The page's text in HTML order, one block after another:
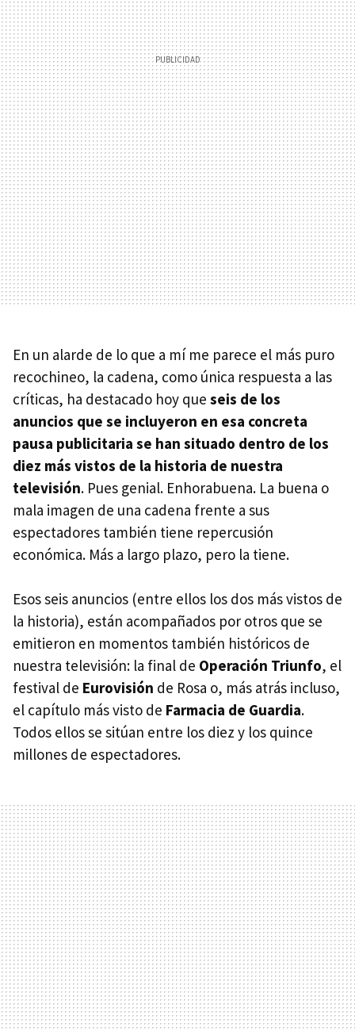
En un alarde de lo que a mí me parece el más puro
recochineo, la cadena, como única respuesta a las
críticas, ha destacado hoy que seis de los
anuncios que se incluyeron en esa concreta
pausa publicitaria se han situado dentro de los
diez más vistos de la historia de nuestra
televisión. Pues genial. Enhorabuena. La buena o
mala imagen de una cadena frente a sus
espectadores también tiene repercusión
económica. Más a largo plazo, pero la tiene.
Esos seis anuncios (entre ellos los dos más vistos de
la historia), están acompañados por otros que se
emitieron en momentos también históricos de
nuestra televisión: la final de Operación Triunfo, el
festival de Eurovisión de Rosa o, más atrás incluso,
el capítulo más visto de Farmacia de Guardia.
Todos ellos se sitúan entre los diez y los quince
millones de espectadores.